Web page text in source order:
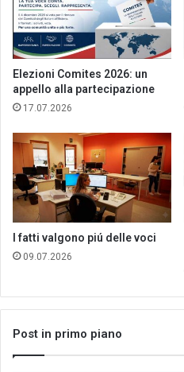
Elezioni Comites 2026: un
appello alla partecipazione
17.07.2026
I fatti valgono piú delle voci
09.07.2026
Post in primo piano